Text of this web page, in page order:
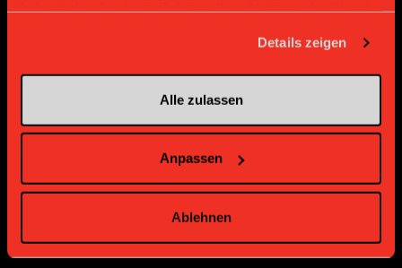
Details zeigen
Alle zulassen
Anpassen
Ablehnen
Supplier